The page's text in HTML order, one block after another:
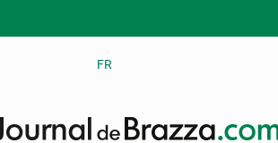
FR